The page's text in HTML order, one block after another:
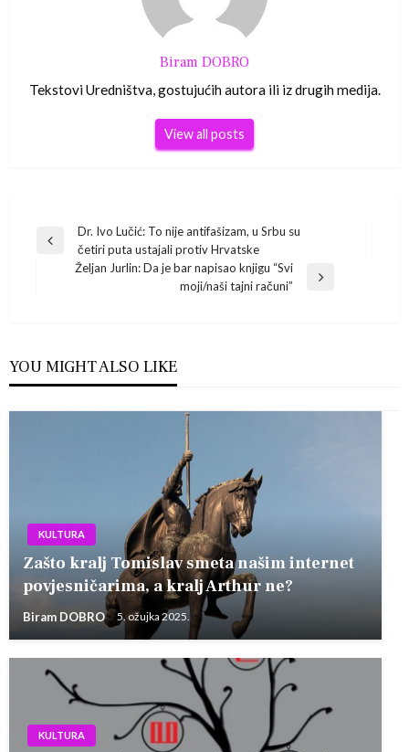
Biram DOBRO
Tekstovi Uredništva, gostujućih autora ili iz drugih medija.
View all posts
Navigacija
objava
Previous
Dr. Ivo Lučić: To nije antifašizam, u Srbu su
četiri puta ustajali protiv Hrvatske
Željan Jurlin: Da je bar napisao knjigu “Svi
moji/naši tajni računi”
YOU MIGHT ALSO LIKE
KULTURA
Zašto kralj Tomislav smeta našim internet
povjesničarima, a kralj Arthur ne?
Biram DOBRO 5. ožujka 2025.
KULTURA